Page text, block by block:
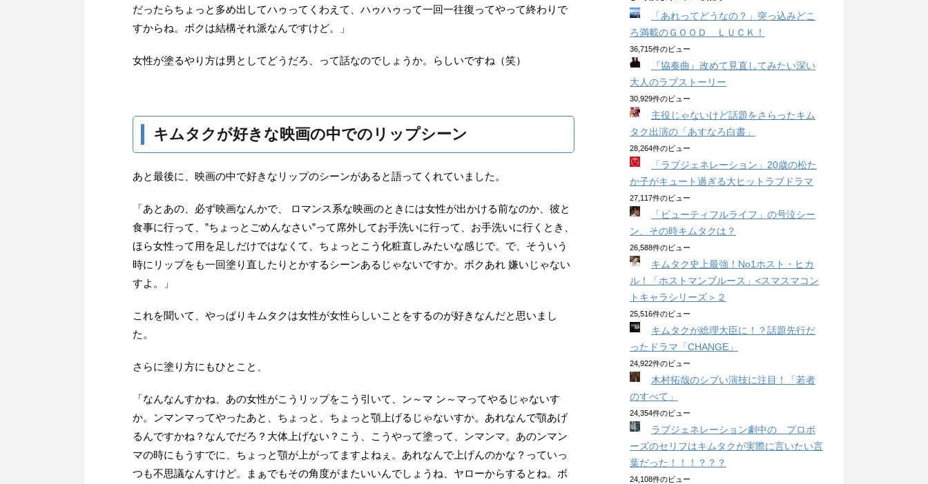
だったらちょっと多め出してハゥってくわえて、ハゥハゥって一回一往復ってやって終わりで
すからね。ボクは結構それ派なんですけど。」
女性が塗るやり方は男としてどうだろ、って話なのでしょうか。らしいですね（笑）
キムタクが好きな映画の中でのリップシーン
あと最後に、映画の中で好きなリップのシーンがあると語ってくれていました。
「あとあの、必ず映画なんかで、 ロマンス系な映画のときには女性が出かける前なのか、彼と
食事に行って、”ちょっとごめんなさい”って席外してお手洗いに行って、お手洗いに行くとき、
ほら女性って用を足しだけではなくて、ちょっとこう化粧直しみたいな感じで。で、そういう
時にリップをも一回塗り直したりとかするシーンあるじゃないですか。ボクあれ 嫌いじゃない
すよ。」
これを聞いて、やっぱりキムタクは女性が女性らしいことをするのが好きなんだと思いまし
た。
さらに塗り方にもひとこと、
「なんなんすかね、あの女性がこうリップをこう引いて、ン～マ ン～マってやるじゃないす
か。ンマンマってやったあと、ちょっと、ちょっと顎上げるじゃないすか。あれなんで顎あげ
るんですかね？なんでだろ？大体上げない？こう、こうやって塗って、ンマンマ。あのンマン
マの時にもうすでに、ちょっと顎が上がってますよねぇ。あれなんで上げんのかな？っていっ
つも不思議なんすけど。まぁでもその角度がまたいいんでしょうね、ヤローからするとね。ボ
「あれってどうなの？」突っ込みどこ
ろ満載のＧＯＯＤ ＬＵＣＫ！
36,715件のビュー
『協奏曲』改めて見直してみたい深い
大人のラブストーリー
30,929件のビュー
主役じゃないけど話題をさらったキム
タク出演の「あすなろ白書」
28,264件のビュー
「ラブジェネレーション」20歳の松た
か子がキュート過ぎる大ヒットラブドラマ
27,117件のビュー
「ビューティフルライフ」の号泣シー
ン、その時キムタクは？
26,588件のビュー
キムタク史上最強！No1ホスト・ヒカ
ル！「ホストマンブルース」<スマスマコン
トキャラシリーズ＞２
25,516件のビュー
キムタクが総理大臣に！？話題先行だ
ったドラマ「CHANGE」
24,922件のビュー
木村拓哉のシブい演技に注目！「若者
のすべて」
24,354件のビュー
ラブジェネレーション劇中の プロポ
ーズのセリフはキムタクが実際に言いたい言
葉だった！！！？？？
24,108件のビュー